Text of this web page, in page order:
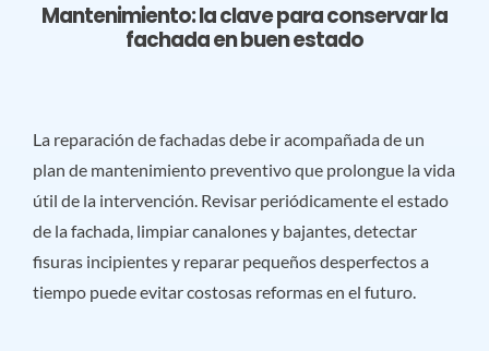
Mantenimiento: la clave para conservar la
fachada en buen estado
La reparación de fachadas debe ir acompañada de un
plan de mantenimiento preventivo que prolongue la vida
útil de la intervención. Revisar periódicamente el estado
de la fachada, limpiar canalones y bajantes, detectar
fisuras incipientes y reparar pequeños desperfectos a
tiempo puede evitar costosas reformas en el futuro.